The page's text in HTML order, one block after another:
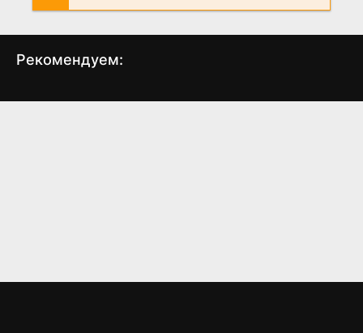
Рекомендуем:
Моя старая задница Охотник на монстров